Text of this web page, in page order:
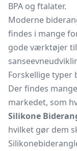
BPA og ftalater.
Moderne
findes i mange
gode værktøjer
Forskellige typer
Der findes
markedet, som
Silikone
hvilket gør dem